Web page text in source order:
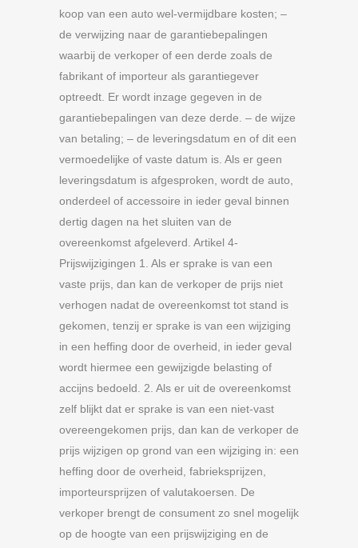
koop van een auto wel-vermijdbare kosten; –
de verwijzing naar de garantiebepalingen
waarbij de verkoper of een derde zoals de
fabrikant of importeur als garantiegever
optreedt. Er wordt inzage gegeven in de
garantiebepalingen van deze derde. – de wijze
van betaling; – de leveringsdatum en of dit een
vermoedelijke of vaste datum is. Als er geen
leveringsdatum is afgesproken, wordt de auto,
onderdeel of accessoire in ieder geval binnen
dertig dagen na het sluiten van de
overeenkomst afgeleverd. Artikel 4-
Prijswijzigingen 1. Als er sprake is van een
vaste prijs, dan kan de verkoper de prijs niet
verhogen nadat de overeenkomst tot stand is
gekomen, tenzij er sprake is van een wijziging
in een heffing door de overheid, in ieder geval
wordt hiermee een gewijzigde belasting of
accijns bedoeld. 2. Als er uit de overeenkomst
zelf blijkt dat er sprake is van een niet-vast
overeengekomen prijs, dan kan de verkoper de
prijs wijzigen op grond van een wijziging in: een
heffing door de overheid, fabrieksprijzen,
importeursprijzen of valutakoersen. De
verkoper brengt de consument zo snel mogelijk
op de hoogte van een prijswijziging en de